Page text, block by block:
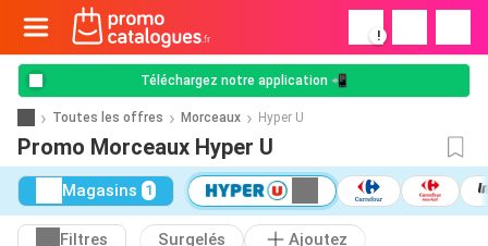
!
Téléchargez notre application 📲
Toutes les offres Morceaux Hyper U
Promo Morceaux Hyper U
Magasins 1
Filtres Surgelés Ajoutez